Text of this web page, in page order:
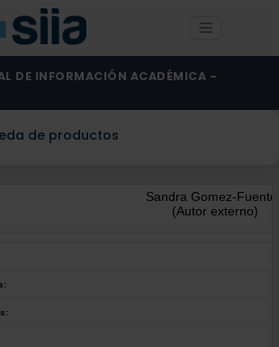
DE INFORMACIÓN ACADÉMICA -
de productos
Sandra Gomez-
(Autor externo)